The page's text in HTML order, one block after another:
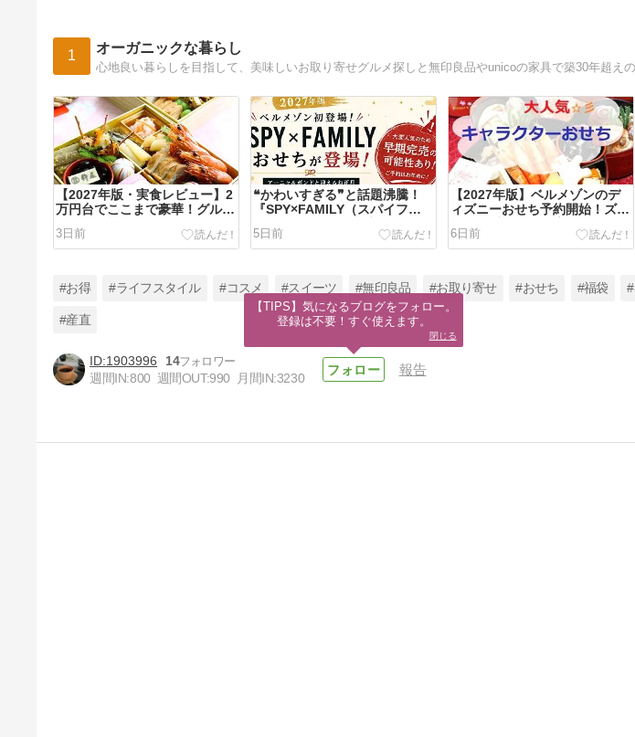
1 オーガニックな暮らし
【2027年版・実食レビュー】2
万円台でここまで豪華！グルメ
せち”に推す理由
3日前
❝かわいすぎる❞と話題沸騰！
『SPY×FAMILY（スパイファ
5日前
【2027年版】ベルメゾンのデ
ィズニーおせち予約開始！ズー
周年限定は早期完売に注意
6日前
【2027年版】ベルーナおせち
は9月30日まで最大38％OFF！
#お得 #ライフスタイル #コスメ #スイーツ #無印良品 #お取り寄せ #おせち #福袋
#産直
1903996
14
週間IN:800 週間OUT:990 月間IN:3230
報告
【TIPS】気になるブログをフォロー。
登録は不要！すぐ使えます。
閉じる